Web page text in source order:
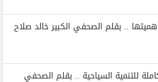
.. بقلم الصحفي الكبير خالد صلاح
للتنمية السياحية .. بقلم الصحفي